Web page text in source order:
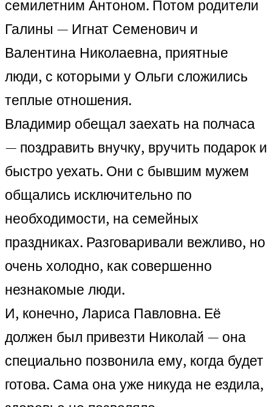
семилетним Антоном. Потом родители
Галины — Игнат Семенович и
Валентина Николаевна, приятные
люди, с которыми у Ольги сложились
теплые отношения.
Владимир обещал заехать на полчаса
— поздравить внучку, вручить подарок и
быстро уехать. Они с бывшим мужем
общались исключительно по
необходимости, на семейных
праздниках. Разговаривали вежливо, но
очень холодно, как совершенно
незнакомые люди.
И, конечно, Лариса Павловна. Её
должен был привезти Николай — она
специально позвонила ему, когда будет
готова. Сама она уже никуда не ездила,